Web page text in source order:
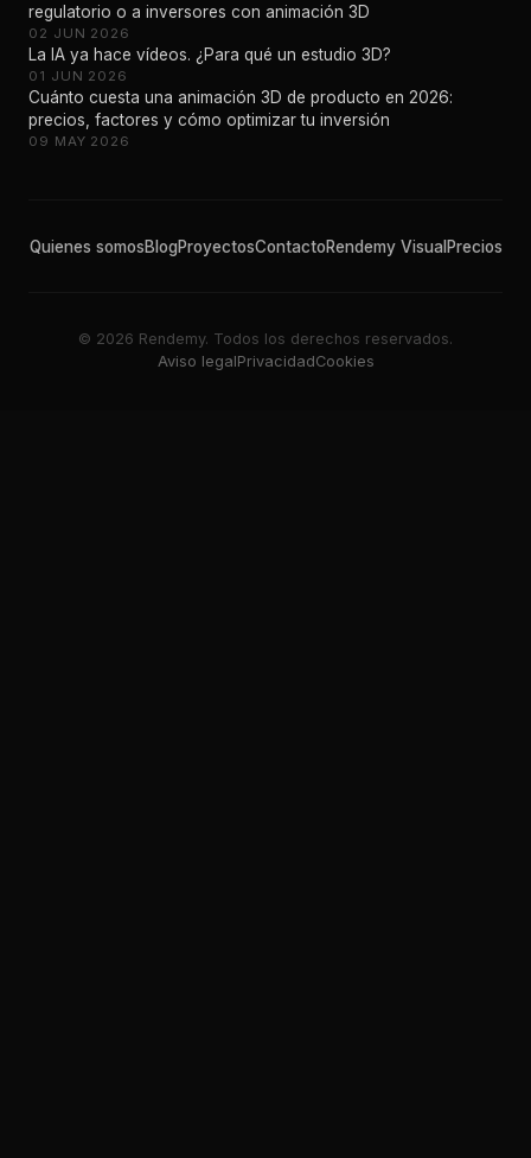
regulatorio o a inversores con animación 3D
02 JUN 2026
La IA ya hace vídeos. ¿Para qué un estudio 3D?
01 JUN 2026
Cuánto cuesta una animación 3D de producto en 2026:
precios, factores y cómo optimizar tu inversión
09 MAY 2026
Quienes somosBlogProyectosContactoRendemy VisualPrecios
© 2026 Rendemy. Todos los derechos reservados.
Aviso legalPrivacidadCookies